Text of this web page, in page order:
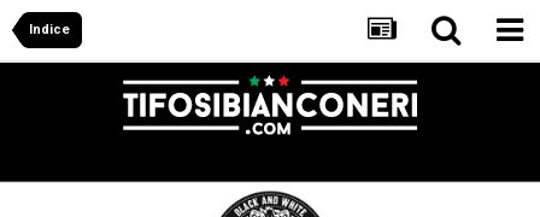
Indice